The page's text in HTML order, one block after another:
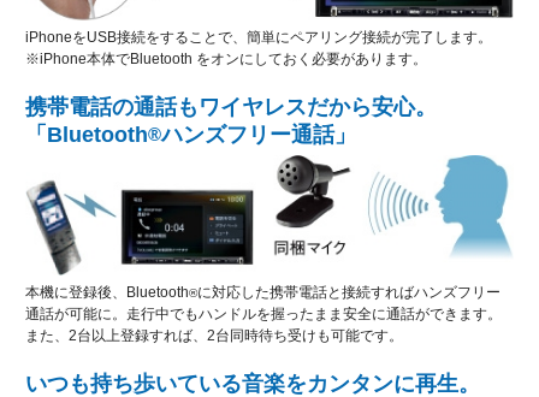
iPhoneをUSB接続をすることで、簡単にペアリング接続が完了します。
※iPhone本体でBluetooth をオンにしておく必要があります。
携帯電話の通話もワイヤレスだから安心。
「Bluetooth®ハンズフリー通話」
本機に登録後、Bluetooth®に対応した携帯電話と接続すればハンズフリー
通話が可能に。走行中でもハンドルを握ったまま安全に通話ができます。
また、2台以上登録すれば、2台同時待ち受けも可能です。
いつも持ち歩いている音楽をカンタンに再生。